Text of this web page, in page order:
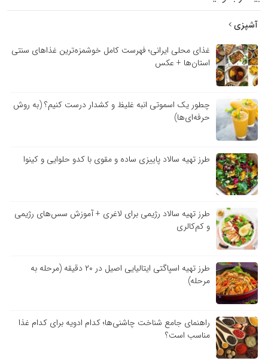
آشپزی
غذای محلی ایرانی؛ فهرست کامل خوشمزه‌ترین غذاهای سنتی
استان‌ها + عکس
چطور یک اسموتی انبه غلیظ و کشدار درست کنیم؟ (به روش
حرفه‌ای‌ها)
طرز تهیه سالاد پاییزی ساده و مقوی با کدو حلوایی و کینوا
طرز تهیه سالاد رژیمی برای لاغری + آموزش سس‌های رژیمی
و کم‌کالری
طرز تهیه اسپاگتی ایتالیایی اصیل در ۲۰ دقیقه (مرحله به
مرحله)
راهنمای جامع شناخت چاشنی‌ها؛ کدام ادویه برای کدام غذا
مناسب است؟